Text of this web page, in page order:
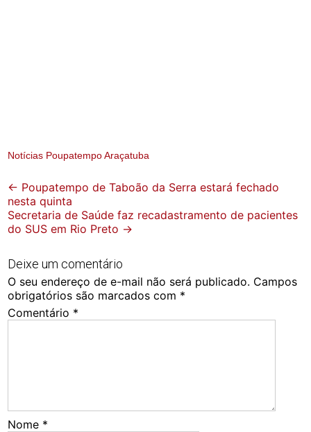
Notícias Poupatempo Araçatuba
Post
navigation
← Poupatempo de Taboão da Serra estará fechado
nesta quinta
Secretaria de Saúde faz recadastramento de pacientes
do SUS em Rio Preto →
Deixe um comentário
O seu endereço de e-mail não será publicado. Campos
obrigatórios são marcados com *
Comentário *
Nome *